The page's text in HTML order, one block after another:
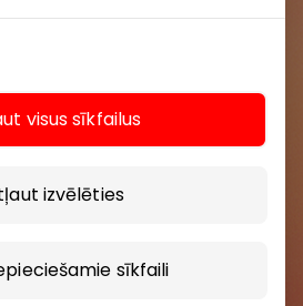
visus sīkfailus
izvēlēties
sīkfaili
informāciju iepirkšanās un
Rīga”.
Abonēt